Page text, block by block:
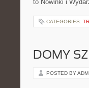
to Nowinki i
CATEGORIES:
DOMY
POSTED BY